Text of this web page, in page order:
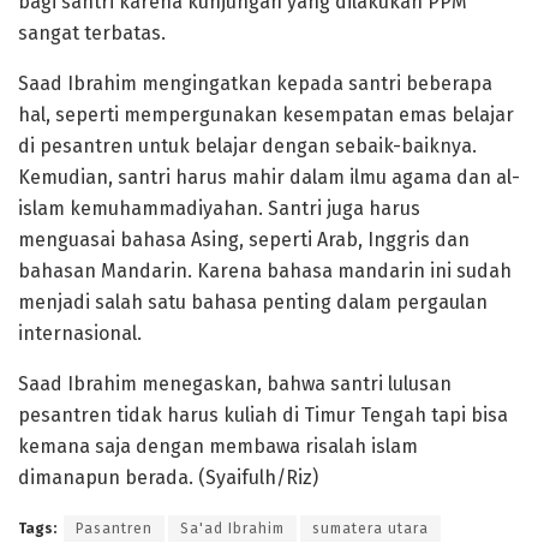
sangat terbatas.
Saad Ibrahim mengingatkan kepada santri beberapa
hal, seperti mempergunakan kesempatan emas belajar
di pesantren untuk belajar dengan sebaik-baiknya.
Kemudian, santri harus mahir dalam ilmu agama dan al-
islam kemuhammadiyahan. Santri juga harus
menguasai bahasa Asing, seperti Arab, Inggris dan
bahasan Mandarin. Karena bahasa mandarin ini sudah
menjadi salah satu bahasa penting dalam pergaulan
internasional.
Saad Ibrahim menegaskan, bahwa santri lulusan
pesantren tidak harus kuliah di Timur Tengah tapi bisa
kemana saja dengan membawa risalah islam
dimanapun berada. (Syaifulh/Riz)
Tags: Pasantren Sa'ad Ibrahim sumatera utara